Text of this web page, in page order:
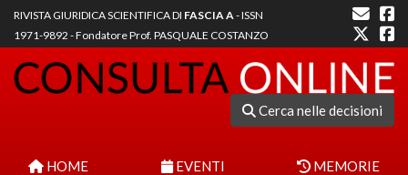
RIVISTA GIURIDICA SCIENTIFICA DI FASCIA A- ISSN
1971-9892 - Fondatore Prof. PASQUALE COSTANZO
Cerca nelle decisioni
HOME EVENTI MEMORIE